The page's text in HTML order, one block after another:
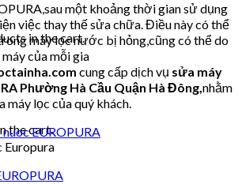
in the cart.
the cart.
một khoảng thời gian sử dụng
việc thay thế sửa chữa. Điều này có thể
máy lọc nước bị hỏng,cũng có thể do
của mỗi gia
cung cấp dịch vụ sửa máy
Phường Hà Cầu Quận Hà Đông,nhằm
máy lọc của quý khách.